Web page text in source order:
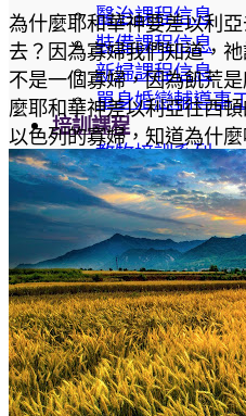
醫治課程信息
裝備課程信息
新婦課程信息
單身婚戀輔導事
培訓課程
教牧培訓系列
神國商業
初信造就
查經生活
認識聖靈
少兒專區
最新文章
教導與見證
先知啟示與應驗
屬靈資源
為什麼耶和華神要差以利
去？因為寡婦我們知道，
不是一個寡婦，因為飢荒
麼耶和華神差以利亞往西
以色列的寡婦，知道為什麼